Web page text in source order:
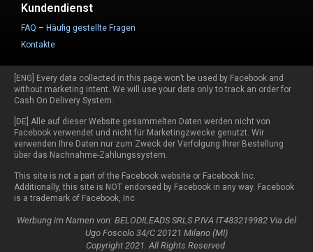
Kundendienst
FAQ – Häufig gestellte Fragen
Kontakte
[ENG] Every data collected in this page won’t be used by Facebook and
without marketing intent. We will use your data only to track an order for
Cash On Delivery System.
[DE] Alle auf dieser Website gesammelten Daten werden nicht von
Facebook verwendet und nicht für Marketingzwecke genutzt. Wir
verwenden Ihre Daten nur zum Zweck der Verfolgung Ihrer Bestellung
über das Nachnahme-Zahlungssystem.
This site is not a part of the Facebook website or Facebook Inc.
Additionally, this site is NOT endorsed by Facebook in any way. Facebook
is a trademark of Facebook, Inc
Werbung im Namen von: BELODILEADS SRLS P.IVA IT483219982 Via del
Ugo Foscolo 34/C 20121 Milano (MI)
Copyright 2021. All Rights Reserved